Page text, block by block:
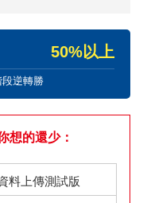
50%以上
逆轉勝
想的還少：
料上傳測試版